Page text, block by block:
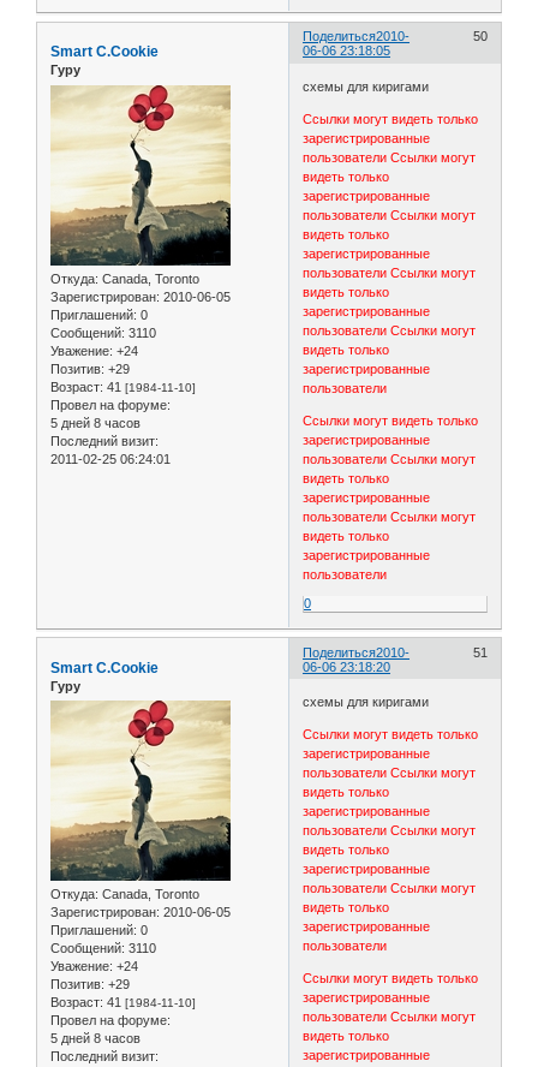
Поделиться 50
2010-
06-06 23:18:05
Smart C.Cookie
Гуру
Откуда: Canada, Toronto
Зарегистрирован: 2010-06-05
Приглашений: 0
Сообщений: 3110
Уважение: +24
Позитив: +29
Возраст: 41 [1984-11-10]
Провел на форуме:
5 дней 8 часов
Последний визит:
2011-02-25 06:24:01
схемы для киригами
Ссылки могут видеть только
зарегистрированные
пользователи Ссылки могут
видеть только
зарегистрированные
пользователи Ссылки могут
видеть только
зарегистрированные
пользователи Ссылки могут
видеть только
зарегистрированные
пользователи Ссылки могут
видеть только
зарегистрированные
пользователи
Ссылки могут видеть только
зарегистрированные
пользователи Ссылки могут
видеть только
зарегистрированные
пользователи Ссылки могут
видеть только
зарегистрированные
пользователи
0
Поделиться 51
2010-
06-06 23:18:20
Smart C.Cookie
Гуру
Откуда: Canada, Toronto
Зарегистрирован: 2010-06-05
Приглашений: 0
Сообщений: 3110
Уважение: +24
Позитив: +29
Возраст: 41 [1984-11-10]
Провел на форуме:
5 дней 8 часов
Последний визит:
схемы для киригами
Ссылки могут видеть только
зарегистрированные
пользователи Ссылки могут
видеть только
зарегистрированные
пользователи Ссылки могут
видеть только
зарегистрированные
пользователи Ссылки могут
видеть только
зарегистрированные
пользователи
Ссылки могут видеть только
зарегистрированные
пользователи Ссылки могут
видеть только
зарегистрированные